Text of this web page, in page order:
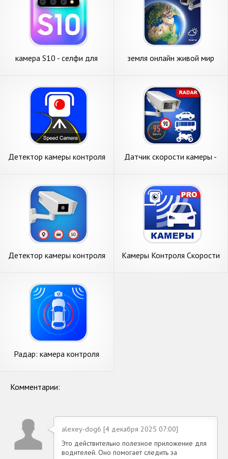
камера S10 - селфи для
земля онлайн живой мир
Детектор камеры контроля
Датчик скорости камеры -
Детектор камеры контроля
Камеры Контроля Скорости
Радар: камера контроля
Комментарии:
alexey-dog6 [4 декабря 2025 07:00]
Это действительно полезное приложение для
водителей. Оно помогает следить за